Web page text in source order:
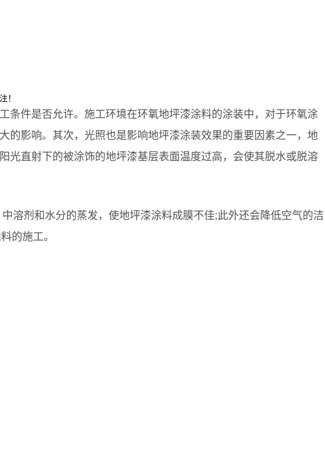
！
条件是否允许。施工环境在环氧地坪漆涂料的涂装中，对于环氧涂
的影响。其次，光照也是影响地坪漆涂装效果的重要因素之一，地
光直射下的被涂饰的地坪漆基层表面温度过高，会使其脱水或脱溶
溶剂和水分的蒸发，使地坪漆涂料成膜不佳;此外还会降低空气的洁
的施工。